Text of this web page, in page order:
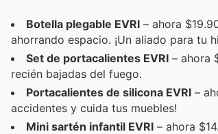
Botella plegable EVRI – ahora
ahorrando espacio. ¡Un aliado para tu
Set de portacalientes EVRI – ahora
recién bajadas del fuego.
Portacalientes de silicona EVRI –
accidentes y cuida tus muebles!
Mini sartén infantil EVRI – ahora